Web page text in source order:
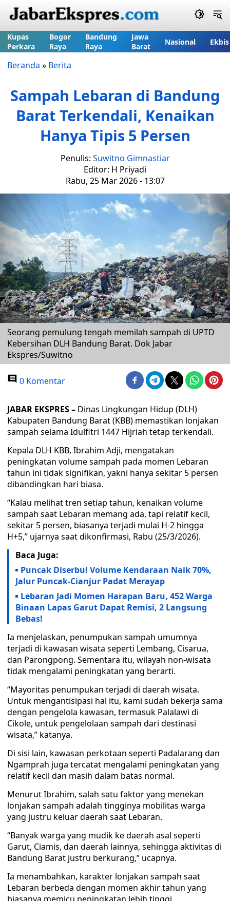
Kupas
Perkara
Bogor
Raya
Bandung
Raya
Jawa
Barat
Nasional Ekbis
Beranda » Berita
Sampah Lebaran di Bandung
Barat Terkendali, Kenaikan
Hanya Tipis 5 Persen
Penulis: Suwitno Gimnastiar
Editor: H Priyadi
Rabu, 25 Mar 2026 - 13:07
Seorang pemulung tengah memilah sampah di UPTD
Kebersihan DLH Bandung Barat. Dok Jabar
Ekspres/Suwitno
0 Komentar
JABAR EKSPRES – Dinas Lingkungan Hidup (DLH)
Kabupaten Bandung Barat (KBB) memastikan lonjakan
sampah selama Idulfitri 1447 Hijriah tetap terkendali.
Kepala DLH KBB, Ibrahim Adji, mengatakan
peningkatan volume sampah pada momen Lebaran
tahun ini tidak signifikan, yakni hanya sekitar 5 persen
dibandingkan hari biasa.
“Kalau melihat tren setiap tahun, kenaikan volume
sampah saat Lebaran memang ada, tapi relatif kecil,
sekitar 5 persen, biasanya terjadi mulai H-2 hingga
H+5,” ujarnya saat dikonfirmasi, Rabu (25/3/2026).
Baca Juga:
Puncak Diserbu! Volume Kendaraan Naik 70%,
Jalur Puncak-Cianjur Padat Merayap
Lebaran Jadi Momen Harapan Baru, 452 Warga
Binaan Lapas Garut Dapat Remisi, 2 Langsung
Bebas!
Ia menjelaskan, penumpukan sampah umumnya
terjadi di kawasan wisata seperti Lembang, Cisarua,
dan Parongpong. Sementara itu, wilayah non-wisata
tidak mengalami peningkatan yang berarti.
“Mayoritas penumpukan terjadi di daerah wisata.
Untuk mengantisipasi hal itu, kami sudah bekerja sama
dengan pengelola kawasan, termasuk Palalawi di
Cikole, untuk pengelolaan sampah dari destinasi
wisata,” katanya.
Di sisi lain, kawasan perkotaan seperti Padalarang dan
Ngamprah juga tercatat mengalami peningkatan yang
relatif kecil dan masih dalam batas normal.
Menurut Ibrahim, salah satu faktor yang menekan
lonjakan sampah adalah tingginya mobilitas warga
yang justru keluar daerah saat Lebaran.
“Banyak warga yang mudik ke daerah asal seperti
Garut, Ciamis, dan daerah lainnya, sehingga aktivitas di
Bandung Barat justru berkurang,” ucapnya.
Ia menambahkan, karakter lonjakan sampah saat
Lebaran berbeda dengan momen akhir tahun yang